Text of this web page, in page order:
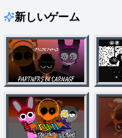
新しいゲーム